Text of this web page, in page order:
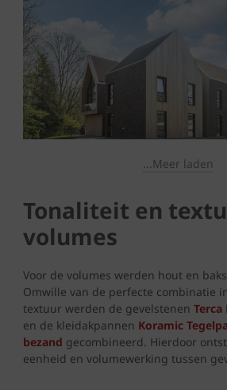
...Meer laden
Tonaliteit en
volumes
Voor de volumes werden hout en
Omwille van de perfecte combinatie
textuur werden de gevelstenen
en de kleidakpannen Koramic
bezand gecombineerd. Hierdoor
eenheid en volumewerking tussen